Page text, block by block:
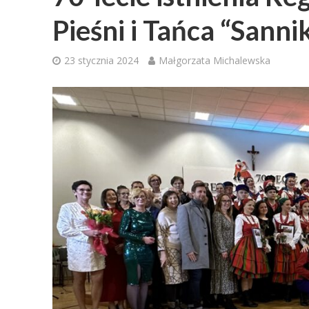
Pieśni i Tańca
23 stycznia 2024 Małgorzata Michalewska